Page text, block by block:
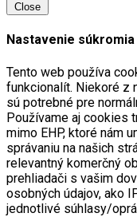
Close
Nastavenie súkromia
Tento web používa
funkcionalít. Niekoré z
sú potrebné pre
Používame aj cookies
mimo EHP, ktoré nám
správaniu na našich
relevantný komerčný
prehliadači s vašim
osobných údajov, ako
jednotlivé súhlasy/